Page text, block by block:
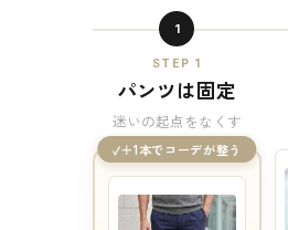
1
STEP 1
パンツは固定
迷いの起点をなくす
＋1本でコーデが整う